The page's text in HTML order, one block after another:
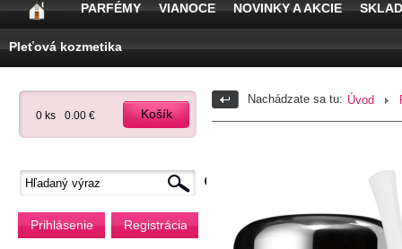
PARFÉMY VIANOCE NOVINKY A AKCIE
Pleťová kozmetika
0 ks 0.00 € Košík
Prihlásenie Registrácia
Nachádzate sa tu: Úvod